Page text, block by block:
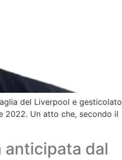
del Liverpool e gesticolato
2022. Un atto che, secondo il
anticipata dal